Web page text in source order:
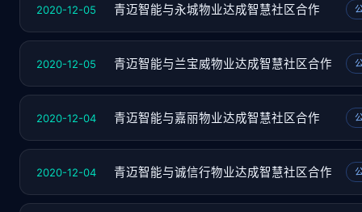
2020-12-05 青迈智能与永城物业达成智慧社区合作
2020-12-05 青迈智能与兰宝威物业达成智慧社区合作
2020-12-04 青迈智能与嘉丽物业达成智慧社区合作
2020-12-04 青迈智能与诚信行物业达成智慧社区合作